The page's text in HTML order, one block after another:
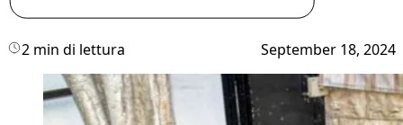
2 min di lettura September 18, 2024